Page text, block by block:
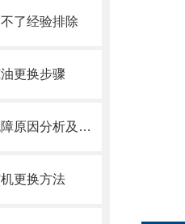
了经验排除
更换步骤
工业冷水机制冷故系统障原因分析及处理方法
更换方法